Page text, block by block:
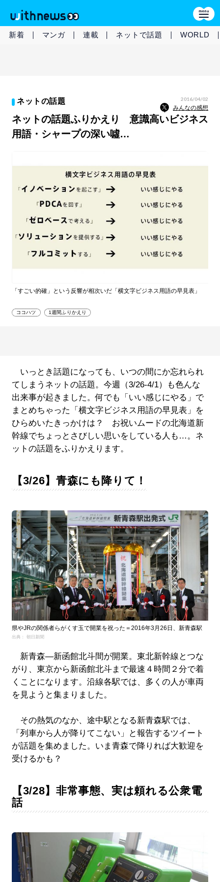
新着 マンガ 連載 ネットで話題 WORLD
ネットの話題 2016/04/02
みんなの感想
ネットの話題ふりかえり 意識高いビジネス
用語・シャープの深い噓…
「すごい的確」という反響が相次いだ「横文字ビジネス用語の早見表」
ココハツ 1週間ふりかえり
いっとき話題になっても、いつの間にか忘れられ
てしまうネットの話題。今週（3/26-4/1）も色んな
出来事が起きました。何でも「いい感じにやる」で
まとめちゃった「横文字ビジネス用語の早見表」を
ひらめいたきっかけは？ お祝いムードの北海道新
幹線でちょっとさびしい思いをしている人も…。ネ
ットの話題をふりかえります。
【3/26】青森にも降りて！
県やJRの関係者らがくす玉で開業を祝った＝2016年3月26日、新青森駅
出典： 朝日新聞
新青森―新函館北斗間が開業。東北新幹線とつな
がり、東京から新函館北斗まで最速４時間２分で着
くことになります。沿線各駅では、多くの人が車両
を見ようと集まりました。
その熱気のなか、途中駅となる新青森駅では、
「列車から人が降りてこない」と報告するツイート
が話題を集めました。いま青森で降りれば大歓迎を
受けるかも？
【3/28】非常事態、実は頼れる公衆電
話